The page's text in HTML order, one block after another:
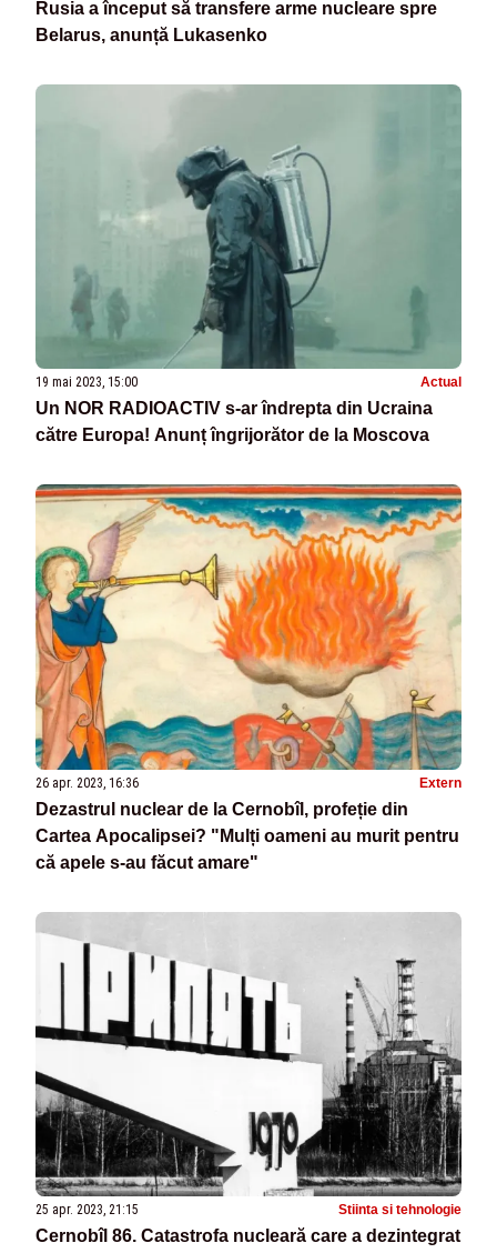
Rusia a început să transfere arme nucleare spre
Belarus, anunță Lukasenko
19 mai 2023, 15:00 Actual
Un NOR RADIOACTIV s-ar îndrepta din Ucraina
către Europa! Anunț îngrijorător de la Moscova
26 apr. 2023, 16:36 Extern
Dezastrul nuclear de la Cernobîl, profeție din
Cartea Apocalipsei? "Mulți oameni au murit pentru
că apele s-au făcut amare"
25 apr. 2023, 21:15 Stiinta si tehnologie
Cernobîl 86. Catastrofa nucleară care a dezintegrat